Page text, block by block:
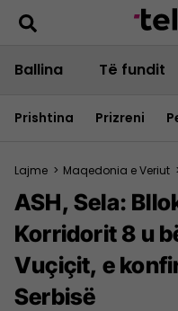
Ballina Të fundit
Prishtina Prizreni
Lajme > Maqedonia e Veriut
ASH, Sela:
Korridorit 8 u
Vuçiçit, e
Serbisë